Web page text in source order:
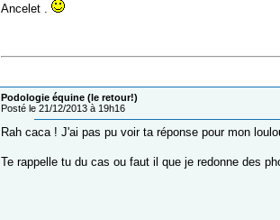
Ancelet .
Podologie équine (le retour!)
Posté le 21/12/2013 à 19h16
Rah caca ! J'ai pas pu voir ta réponse pour mon
Te rappelle tu du cas ou faut il que je redonne des